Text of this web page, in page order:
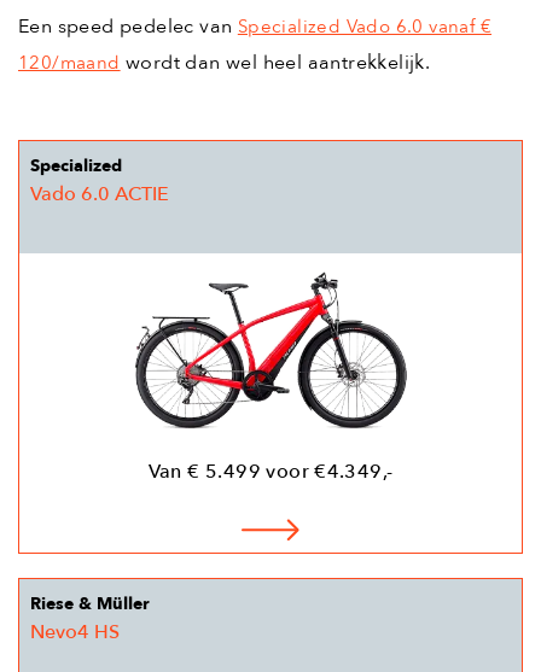
Een speed pedelec van Specialized Vado 6.0 vanaf €
120/maand wordt dan wel heel aantrekkelijk.
Specialized
Vado 6.0 ACTIE
Van € 5.499 voor €4.349,-
Riese & Müller
Nevo4 HS